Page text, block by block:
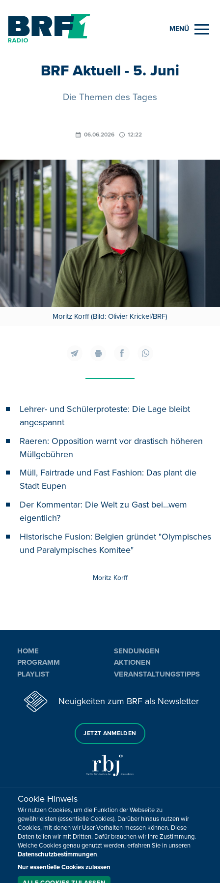
MENÜ
BRF Aktuell - 5. Juni
Die Themen des Tages
06.06.2026 12:22
Moritz Korff (Bild: Olivier Krickel/BRF)
Lehrer- und Schülerproteste: Die Lage bleibt
angespannt
Raeren: Opposition warnt vor drastisch höheren
Müllgebühren
Müll, Fairtrade und Fast Fashion: Das plant die
Stadt Eupen
Der Kommentar: Die Welt zu Gast bei...wem
eigentlich?
Historische Fusion: Belgien gründet "Olympisches
und Paralympisches Komitee"
Moritz Korff
HOME
PROGRAMM
PLAYLIST
SENDUNGEN
AKTIONEN
VERANSTALTUNGSTIPPS
Neuigkeiten zum BRF als Newsletter
JETZT ANMELDEN
Sie haben noch Fragen oder Anmerkungen?
KONTAKTIEREN SIE UNS!
Impressum Datenschutz Kontakt
Barrierefreiheit
Cookie-Zustimmung anpassen
Design, Konzept & Programmierung:
Cookie Hinweis
Wir nutzen Cookies, um die Funktion der Webseite zu
gewährleisten (essentielle Cookies). Darüber hinaus nutzen wir
Cookies, mit denen wir User-Verhalten messen können. Diese
Daten teilen wir mit Dritten. Dafür brauchen wir Ihre Zustimmung.
Welche Cookies genau genutzt werden, erfahren Sie in unseren
Datenschutzbestimmungen.
Nur essentielle Cookies zulassen